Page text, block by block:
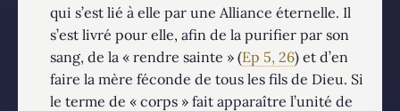
qui s’est lié à elle par une Alliance éternelle. Il
s’est livré pour elle, afin de la purifier par son
sang, de la « rendre sainte » (Ep 5, 26) et d’en
faire la mère féconde de tous les fils de Dieu. Si
le terme de « corps » fait apparaître l’unité de